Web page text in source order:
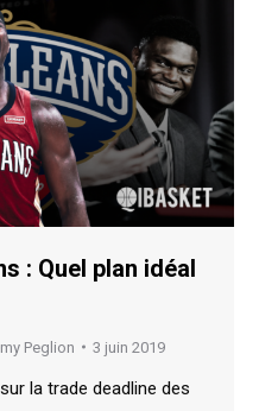
: Quel plan idéal
Peglion 3 juin 2019
la trade deadline des